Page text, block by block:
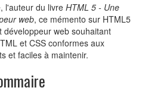
l'auteur du livre HTML 5 - Une
web, ce mémento sur HTML5
web souhaitant
et CSS conformes aux
et faciles à maintenir.